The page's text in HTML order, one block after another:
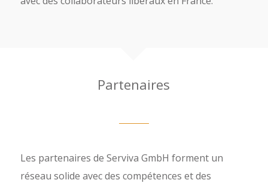
Partenaires
Les partenaires de Serviva GmbH forment un
réseau solide avec des compétences et des